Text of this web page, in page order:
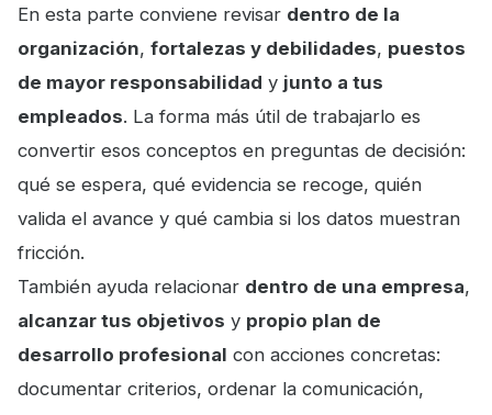
En esta parte conviene revisar dentro de la
organización, fortalezas y debilidades, puestos
de mayor responsabilidad y junto a tus
empleados. La forma más útil de trabajarlo es
convertir esos conceptos en preguntas de decisión:
qué se espera, qué evidencia se recoge, quién
valida el avance y qué cambia si los datos muestran
fricción.
También ayuda relacionar dentro de una empresa,
alcanzar tus objetivos y propio plan de
desarrollo profesional con acciones concretas:
documentar criterios, ordenar la comunicación,